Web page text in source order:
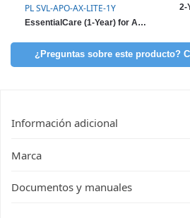
PL SVL-APO-AX-LITE-1Y
EssentialCare (1-Year) for AP One AX
2-
¿Preguntas sobre este producto?
Información adicional
Marca
Documentos y manuales